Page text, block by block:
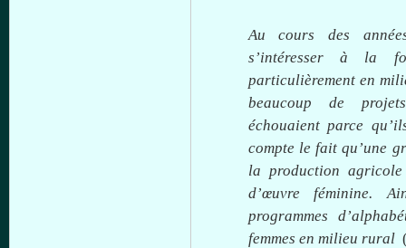
Aucours des
s’intéresser
à la
particulièrementen
beaucoup deprojets
échouaient parce
compte le faitqu’une
la productionagricole
d’œuvre
féminine.
programmes
femmes en milieu rural